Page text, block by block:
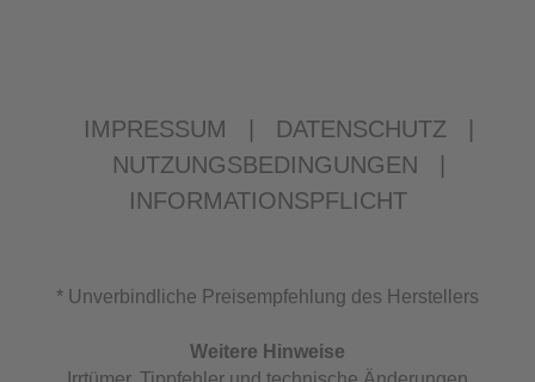
IMPRESSUM DATENSCHUTZ
NUTZUNGSBEDINGUNGEN
INFORMATIONSPFLICHT
* Unverbindliche Preisempfehlung des Herstellers
Weitere Hinweise